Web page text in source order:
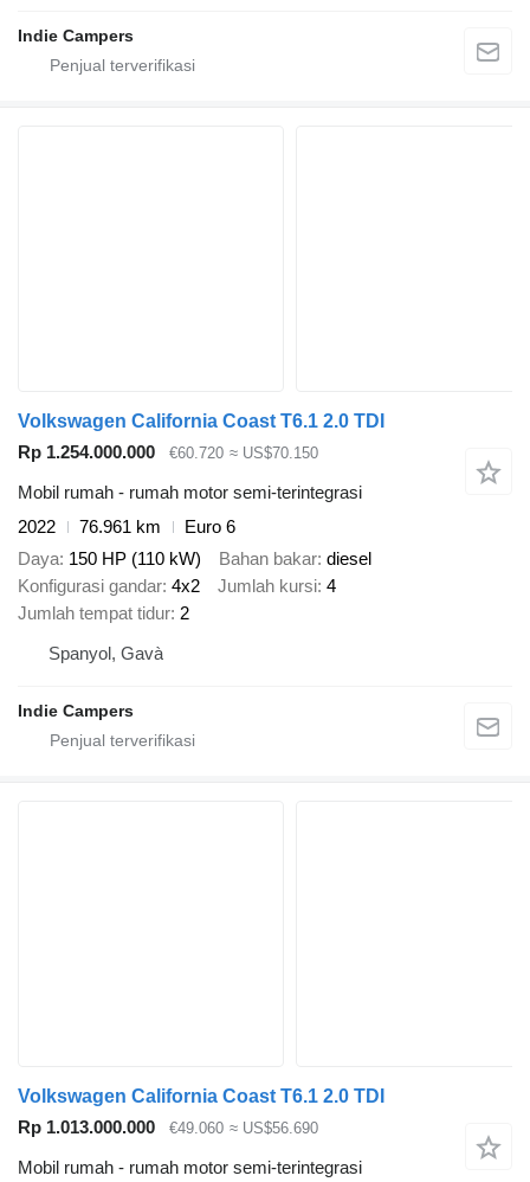
Indie Campers
Volkswagen California Coast T6.1 2.0 TDI
Rp 1.254.000.000
€60.720 ≈ US$70.150
Mobil rumah - rumah motor semi-terintegrasi
2022
76.961 km
Euro 6
Daya 150 HP (110 kW) Bahan bakar diesel
Konfigurasi gandar 4x2 Jumlah kursi 4
Jumlah tempat tidur 2
Spanyol, Gavà
Indie Campers
Volkswagen California Coast T6.1 2.0 TDI
Rp 1.013.000.000
€49.060 ≈ US$56.690
Mobil rumah - rumah motor semi-terintegrasi